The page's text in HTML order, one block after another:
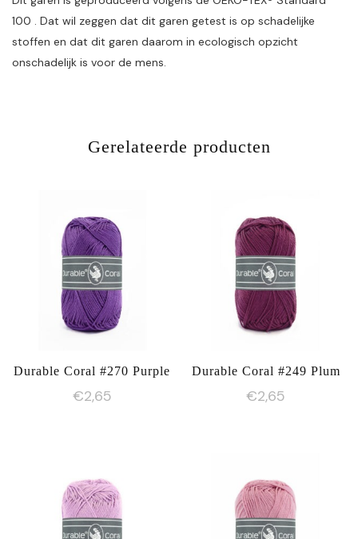
100 . Dat wil zeggen dat dit garen getest is op schadelijke
stoffen en dat dit garen daarom in ecologisch opzicht
onschadelijk is voor de mens.
Gerelateerde producten
Durable Coral #270 Purple
€2,65
Durable Coral #249 Plum
€2,65